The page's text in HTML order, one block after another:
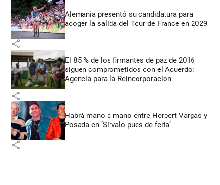
Alemania presentó su candidatura para
acoger la salida del Tour de France en 2029
share
El 85 % de los firmantes de paz de 2016
siguen comprometidos con el Acuerdo:
Agencia para la Reincorporación
share
Habrá mano a mano entre Herbert Vargas y
Posada en ‘Sírvalo pues de feria’
share